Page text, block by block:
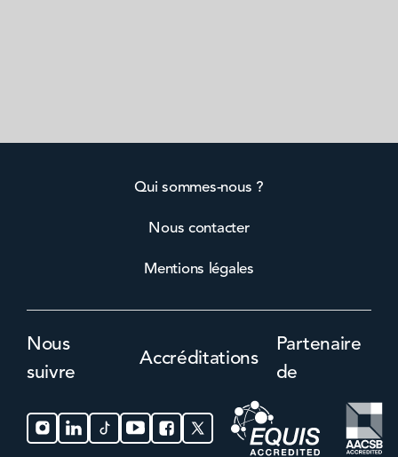
Qui sommes-nous ?
Nous contacter
Mentions légales
Nous
suivre
Accréditations
Partenaire
de